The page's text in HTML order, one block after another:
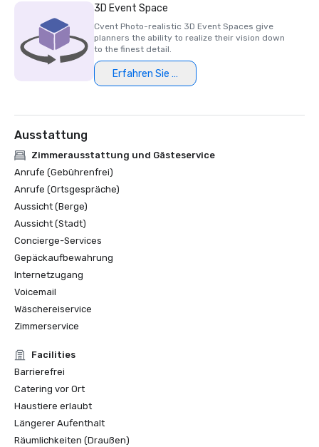
3D Event Space
Cvent Photo-realistic 3D Event Spaces give
planners the ability to realize their vision down
to the finest detail.
Erfahren Sie mehr
Ausstattung
Zimmerausstattung und Gästeservice
Anrufe (Gebührenfrei)
Anrufe (Ortsgespräche)
Aussicht (Berge)
Aussicht (Stadt)
Concierge-Services
Gepäckaufbewahrung
Internetzugang
Voicemail
Wäschereiservice
Zimmerservice
Facilities
Barrierefrei
Catering vor Ort
Haustiere erlaubt
Längerer Aufenthalt
Räumlichkeiten (Draußen)